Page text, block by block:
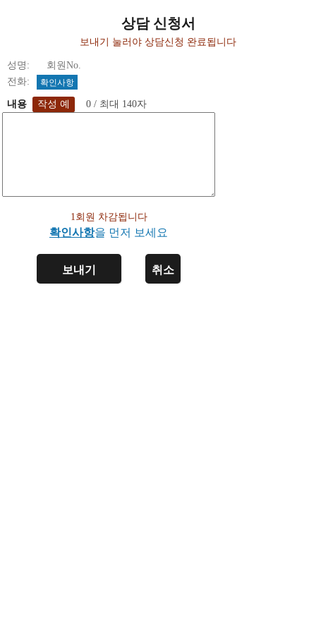
상담 신청서
보내기 눌러야 상담신청 완료됩니다
성명: 회원No.
전화:
확인사항
내용 0 / 최대 140자
1회원 차감됩니다
확인사항을 먼저 보세요